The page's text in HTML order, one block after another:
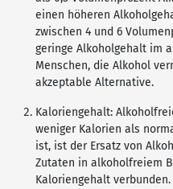
einen höheren
zwischen 4 und 6
geringe Alkoholgehalt im
Menschen, die Alkohol
akzeptable Alternative.
Kaloriengehalt:
weniger Kalorien als
ist, ist der Ersatz von
Zutaten in alkoholfreiem
Kaloriengehalt